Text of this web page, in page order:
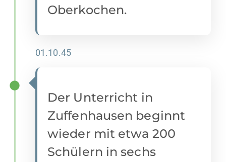
Oberkochen.
01.10.45
Der Unterricht in
Zuffenhausen beginnt
wieder mit etwa 200
Schülern in sechs